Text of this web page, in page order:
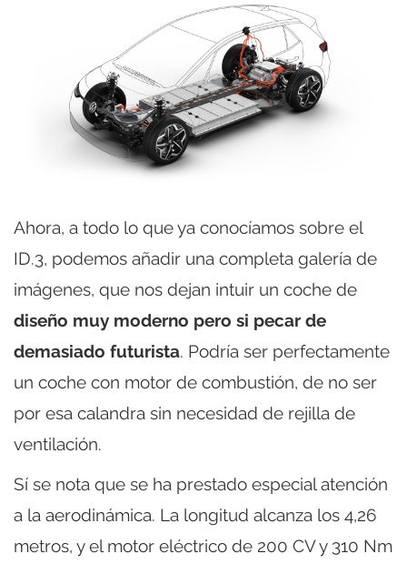
Ahora, a todo lo que ya conocíamos sobre el
ID.3, podemos añadir una completa galería de
imágenes, que nos dejan intuir un coche de
diseño muy moderno pero si pecar de
demasiado futurista. Podría ser perfectamente
un coche con motor de combustión, de no ser
por esa calandra sin necesidad de rejilla de
ventilación.
Sí se nota que se ha prestado especial atención
a la aerodinámica. La longitud alcanza los 4,26
metros, y el motor eléctrico de 200 CV y 310 Nm